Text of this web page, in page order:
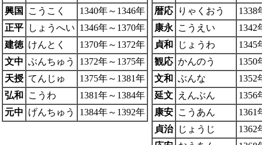
興国
こうこく
1340年～1346年
正平
しょうへい 1346年～1370年
建徳 けんとく
1370年～1372年
文中 ぶんちゅう
1372年～1375年
天授 てんじゅ
1375年～1381年
弘和
こうわ
1381年～1384年
元中 げんちゅう 1384年～1392年
暦応
りゃくおう
1338
康永
こうえい
1342
貞和
じょうわ
1345
観応 かんのう
1350
文和 ぶんな
1352
延文
えんぶん
1356
康安 こうあん
1361
貞治
じょうじ
1362